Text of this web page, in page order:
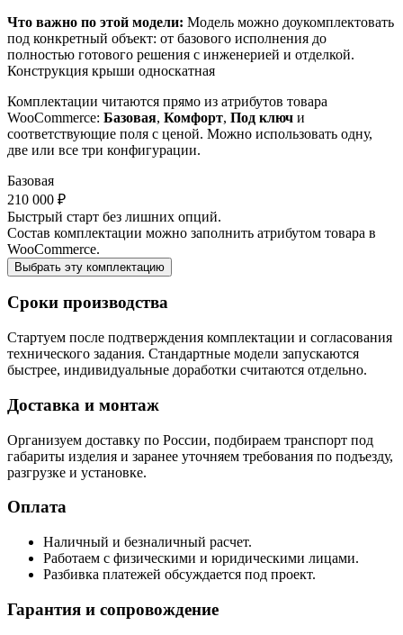
Что важно по этой модели: Модель можно доукомплектовать
под конкретный объект: от базового исполнения до
полностью готового решения с инженерией и отделкой.
Конструкция крыши односкатная
Комплектации читаются прямо из атрибутов товара
WooCommerce: Базовая, Комфорт, Под ключ и
соответствующие поля с ценой. Можно использовать одну,
две или все три конфигурации.
Базовая
210 000 ₽
Быстрый старт без лишних опций.
Состав комплектации можно заполнить атрибутом товара в
WooCommerce.
Выбрать эту комплектацию
Сроки производства
Стартуем после подтверждения комплектации и согласования
технического задания. Стандартные модели запускаются
быстрее, индивидуальные доработки считаются отдельно.
Доставка и монтаж
Организуем доставку по России, подбираем транспорт под
габариты изделия и заранее уточняем требования по подъезду,
разгрузке и установке.
Оплата
Наличный и безналичный расчет.
Работаем с физическими и юридическими лицами.
Разбивка платежей обсуждается под проект.
Гарантия и сопровождение